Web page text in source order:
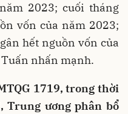
2023; cuối tháng
vốn của năm 2023;
hết nguồn vốn của
nhấn mạnh.
1719, trong thời
Trung ương phân bổ